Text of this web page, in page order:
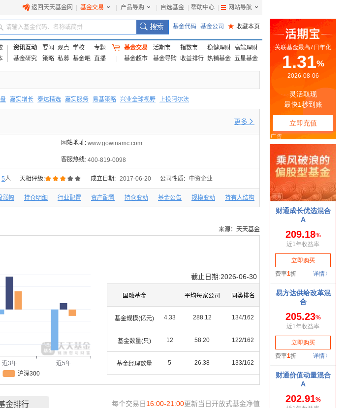
返回天天基金网 基金交易 产品导购 自选基金 帮助中心 网站导航
请输入基金代码、名称或简拼 基金代码 基金公司 ★ 收藏本页
资讯互动 要闻 观点 学校
专题
基金研究
策略 私募 基金吧 直播
基金交易 活期宝 指数宝 稳健理财 高端理财
基金超市
基金导购 收益排行 热销基金 五星基金
嘉实增长 泰达精选 嘉实服务 易基策略 兴业全球视野 上投阿尔法
更多 
网站地址: www.gowinamc.com
客服热线: 400-819-0098
5人 天相评级: 成立日期: 2017-06-20 公司性质: 中资企业
涨幅 持仓明细 行业配置 资产配置 持仓变动 基金公告 规模变动 持有人结构
来源：天天基金
近3年
近5年
沪深300
截止日期:2026-06-30
国融基金 平均每家公司 同类排名
基金规模(亿元) 4.33 288.12 134/162
基金数量(只) 12 58.20 122/162
基金经理数量 5 26.38 133/162
金排行 每个交易日 16:00-21:00更新当日开放式基金净值